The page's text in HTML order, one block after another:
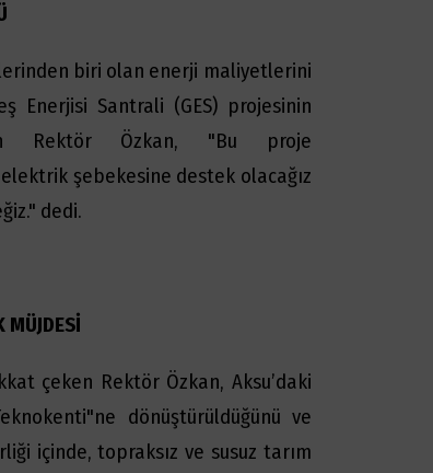
biri olan enerji maliyetlerini
Enerjisi Santrali (GES) projesinin
Rektör Özkan, "Bu proje
şebekesine destek olacağız
dedi.
MÜJDESİ
çeken Rektör Özkan, Aksu’daki
dönüştürüldüğünü ve
içinde, topraksız ve susuz tarım